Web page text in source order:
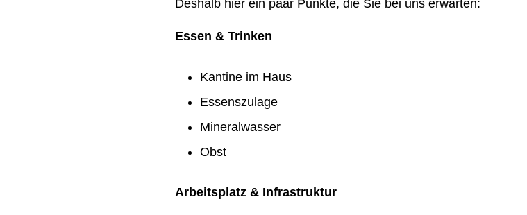
Deshalb hier ein paar Punkte, die Sie bei uns erwarten:
Essen & Trinken
Kantine im Haus
Essenszulage
Mineralwasser
Obst
Arbeitsplatz & Infrastruktur